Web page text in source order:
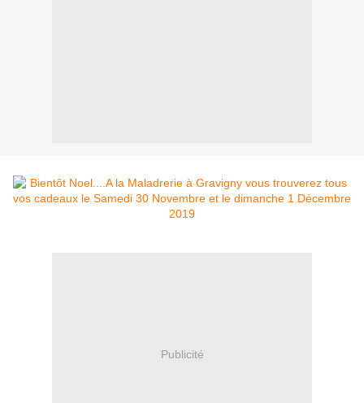
Publicité